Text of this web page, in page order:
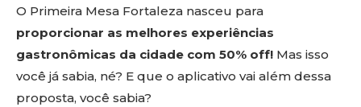
O Primeira Mesa Fortaleza nasceu para
proporcionar as melhores experiências
gastronômicas da cidade com 50% off! Mas isso
você já sabia, né? E que o aplicativo vai além dessa
proposta, você sabia?